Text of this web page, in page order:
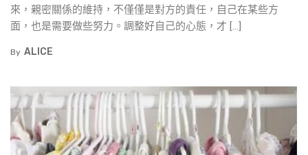
來，親密關係的維持，不僅僅是對方的責任，自己在某些方
面，也是需要做些努力。調整好自己的心態，才 […]
By ALICE